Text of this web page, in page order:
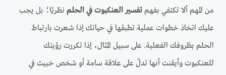
من المهم ألا تكتفي بفهمتفسير العنكبوت في الحلم نظريًا؛ بل يجب
عليك اتخاذ خطوات عملية تطبقها في حياتك إذا شعرت بارتباط
الحلم بظروفك الفعلية. على سبيل المثال، إذا تكررت رؤيتك
للعنكبوت وأيقنت أنها تدلّ على علاقة سامة أو شخص خبيث في